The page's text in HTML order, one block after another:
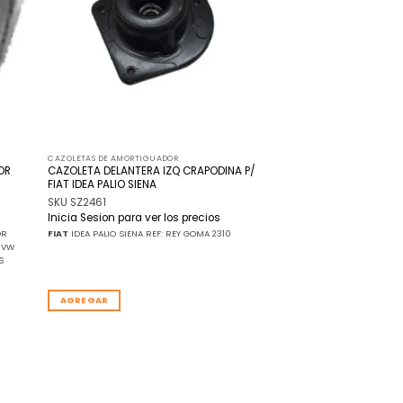
CAZOLETAS DE AMORTIGUADOR
CAZOLETA DELANTERA IZQ CRAPODINA P/
FIAT IDEA PALIO SIENA
SKU SZ2461
Inicia Sesion para ver los precios
FIAT IDEA PALIO SIENA REF: REY GOMA 2310
AGREGAR